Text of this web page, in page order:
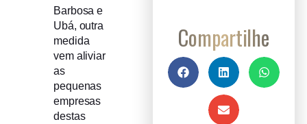
Barbosa e
Ubá, outra
medida
vem aliviar
as
pequenas
empresas
destas
Compartilhe